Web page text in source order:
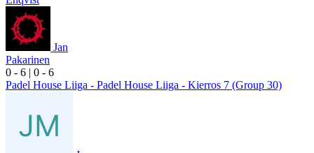
Jan
Pakarinen
0 - 6 | 0 - 6
Padel House Liiga - Padel House Liiga - Kierros 7 (Group 30)